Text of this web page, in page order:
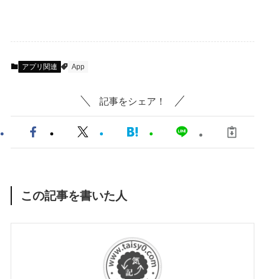
アプリ関連 App
記事をシェア！
この記事を書いた人